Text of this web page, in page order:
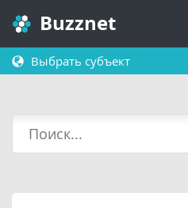
Buzznet
Выбрать субъект